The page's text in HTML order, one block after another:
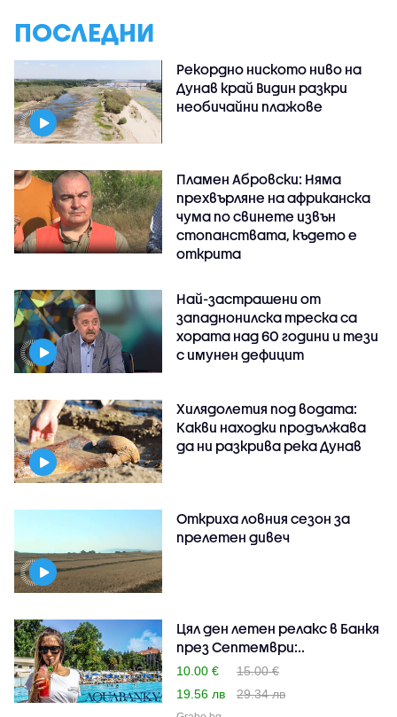
ПОСЛЕДНИ
Рекордно ниското ниво на
Дунав край Видин разкри
необичайни плажове
Пламен Абровски: Няма
прехвърляне на африканска
чума по свинете извън
стопанствата, където е
открита
Най-застрашени от
западнонилска треска са
хората над 60 години и тези
с имунен дефицит
Хилядолетия под водата:
Какви находки продължава
да ни разкрива река Дунав
Откриха ловния сезон за
прелетен дивеч
Цял ден летен релакс в Банкя
през Септември:..
10.00 €
15.00 €
19.56 лв
29.34 лв